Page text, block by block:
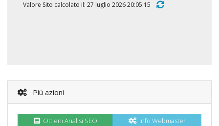
Valore Sito calcolato il: 27 luglio 2026 20:05:15
Più azioni
Ottieni Analisi SEO
Info Webmaster